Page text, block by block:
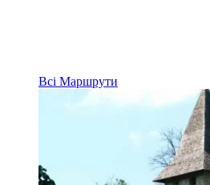
Всі Маршрути